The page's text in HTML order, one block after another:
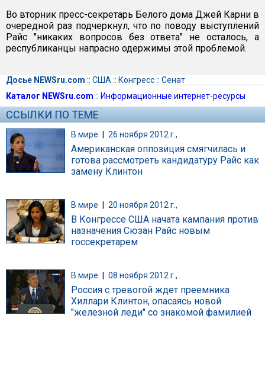
Во вторник пресс-секретарь Белого дома Джей Карни в
очередной раз подчеркнул, что по поводу выступлений
Райс "никаких вопросов без ответа" не осталось, а
республиканцы напрасно одержимы этой проблемой.
Досье NEWSru.com :: США :: Конгресс:: Сенат
Каталог NEWSru.com :: Информационные интернет-ресурсы
ССЫЛКИ ПО ТЕМЕ
В мире | 26 ноября 2012 г.,
Американская оппозиция смягчилась и
готова рассмотреть кандидатуру Райс как
замену Клинтон
В мире 20 ноября 2012 г.,
В Конгрессе США начата кампания против
назначения Сюзан Райс новым
госсекретарем
В мире 08 ноября 2012 г.,
Россия с тревогой ждет преемника
Хиллари Клинтон, опасаясь новой
"железной леди" со знакомой фамилией